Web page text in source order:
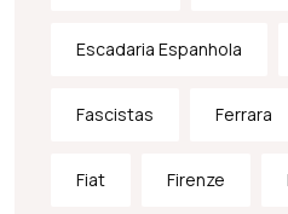
Escadaria Espanhola
Fascistas Ferrara
Fiat Firenze